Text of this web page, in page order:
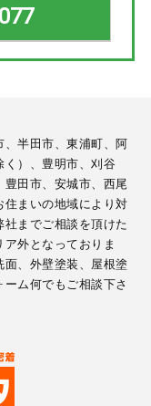
、半田市、東浦町、阿
く）、豊明市、刈谷
田市、安城市、西尾
まいの地域により対
までご相談を頂けた
外となっておりま
、外壁塗装、屋根塗
ム何でもご相談下さ